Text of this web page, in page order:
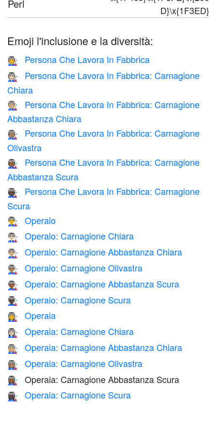
Perl
D}\x{1F3ED}
Emoji l'inclusione e la diversità:
🧑‍🏭 Persona Che Lavora In Fabbrica
🧑🏻‍🏭
Persona Che Lavora In Fabbrica: Carnagione
Chiara
🧑🏼‍🏭
Persona Che Lavora In Fabbrica: Carnagione
Abbastanza Chiara
🧑🏽‍🏭
Persona Che Lavora In Fabbrica: Carnagione
Olivastra
🧑🏾‍🏭
Persona Che Lavora In Fabbrica: Carnagione
Abbastanza Scura
🧑🏿‍🏭
Persona Che Lavora In Fabbrica: Carnagione
Scura
👨‍🏭 Operaio
👨🏻‍🏭 Operaio: Carnagione Chiara
👨🏼‍🏭 Operaio: Carnagione Abbastanza Chiara
👨🏽‍🏭 Operaio: Carnagione Olivastra
👨🏾‍🏭 Operaio: Carnagione Abbastanza Scura
👨🏿‍🏭 Operaio: Carnagione Scura
👩‍🏭 Operaia
👩🏻‍🏭 Operaia: Carnagione Chiara
👩🏼‍🏭 Operaia: Carnagione Abbastanza Chiara
👩🏽‍🏭 Operaia: Carnagione Olivastra
👩🏾‍🏭 Operaia: Carnagione Abbastanza Scura
👩🏿‍🏭 Operaia: Carnagione Scura